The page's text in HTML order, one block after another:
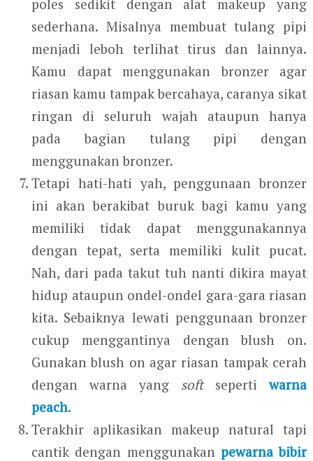
poles sedikit dengan alat makeup yang
sederhana. Misalnya membuat tulang pipi
menjadi leboh terlihat tirus dan lainnya.
Kamu dapat menggunakan bronzer agar
riasan kamu tampak bercahaya, caranya sikat
ringan di seluruh wajah ataupun hanya
pada bagian tulang pipi dengan
menggunakan bronzer.
Tetapi hati-hati yah, penggunaan bronzer
ini akan berakibat buruk bagi kamu yang
memiliki tidak dapat menggunakannya
dengan tepat, serta memiliki kulit pucat.
Nah, dari pada takut tuh nanti dikira mayat
hidup ataupun ondel-ondel gara-gara riasan
kita. Sebaiknya lewati penggunaan bronzer
cukup menggantinya dengan blush on.
Gunakan blush on agar riasan tampak cerah
dengan warna yang soft sepertiwarna
peach.
Terakhir aplikasikan makeup natural tapi
cantik dengan menggunakan pewarna bibir